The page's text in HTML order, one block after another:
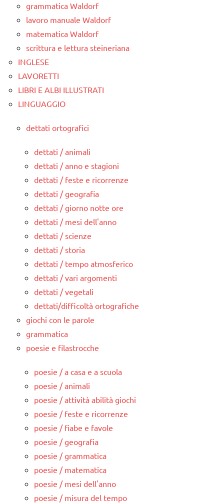
grammatica Waldorf
lavoro manuale Waldorf
matematica Waldorf
scrittura e lettura steineriana
INGLESE
LAVORETTI
LIBRI E ALBI ILLUSTRATI
LINGUAGGIO
dettati ortografici
dettati / animali
dettati / anno e stagioni
dettati / feste e ricorrenze
dettati / geografia
dettati / giorno notte ore
dettati / mesi dell'anno
dettati / scienze
dettati / storia
dettati / tempo atmosferico
dettati / vari argomenti
dettati / vegetali
dettati/difficoltà ortografiche
giochi con le parole
grammatica
poesie e filastrocche
poesie / a casa e a scuola
poesie / animali
poesie / attività abilità giochi
poesie / feste e ricorrenze
poesie / fiabe e favole
poesie / geografia
poesie / grammatica
poesie / matematica
poesie / mesi dell'anno
poesie / misura del tempo